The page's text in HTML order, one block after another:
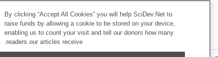
S
k
iالقائمة
الشرق الأوسط وشمال أفريقيا
By clicking “Accept All Cookies” you will help SciDev.Net to
raise funds by allowing a cookie to be stored on your device,
enabling us to count your visit and tell our donors how many
readers our articles receive.